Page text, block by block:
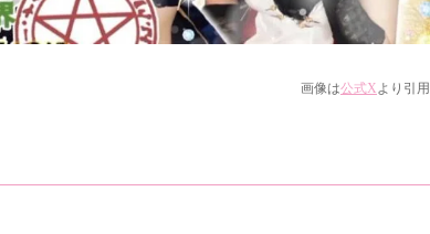
画像は公式Xより引用